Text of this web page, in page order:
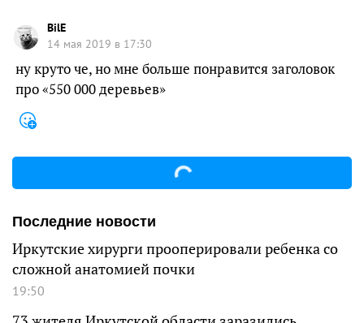
BilE
14 мая 2019 в 17:30
ну круто че, но мне больше понравится заголовок
про «550 000 деревьев»
Последние новости
Иркутские хирурги прооперировали ребенка со
сложной анатомией почки
19:50